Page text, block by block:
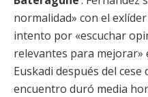
normalidad» con el
intento por «escuchar
relevantes para mejorar»
Euskadi después del cese
encuentro duró media